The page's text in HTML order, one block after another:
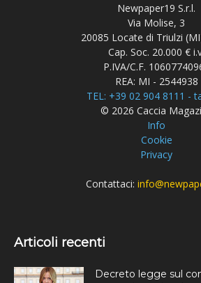
Newpaper19 S.r.l.
Via Molise, 3
20085 Locate di Triulzi
Cap. Soc. 20.000 €
P.IVA/C.F.
REA: MI - 2544938
TEL: +39 02 904 8111 -
© 2026 Caccia
Info
Cookie
Privacy
Contattaci:
Articoli recenti
Decreto legge sul